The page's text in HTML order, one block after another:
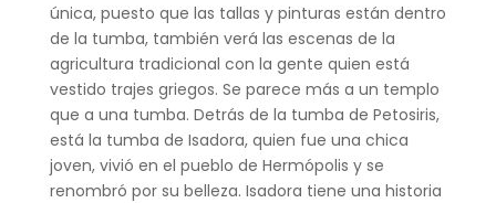
única, puesto que las tallas y pinturas están dentro
de la tumba, también verá las escenas de la
agricultura tradicional con la gente quien está
vestido trajes griegos. Se parece más a un templo
que a una tumba. Detrás de la tumba de Petosiris,
está la tumba de Isadora, quien fue una chica
joven, vivió en el pueblo de Hermópolis y se
renombró por su belleza. Isadora tiene una historia